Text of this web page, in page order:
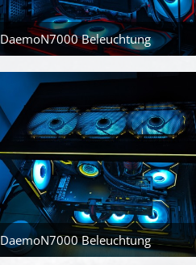
DaemoN7000 Beleuchtung
25. April 2024 um 21:08
DaemoN7000 Beleuchtung
25. April 2024 um 21:08